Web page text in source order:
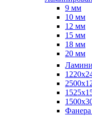
9 мм
10 мм
12 мм
15 мм
18 мм
20 мм